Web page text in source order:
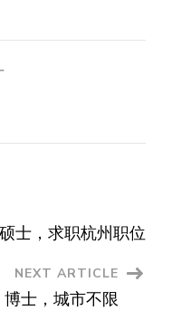
士，求职杭州职位
NEXT ARTICLE
士，城市不限